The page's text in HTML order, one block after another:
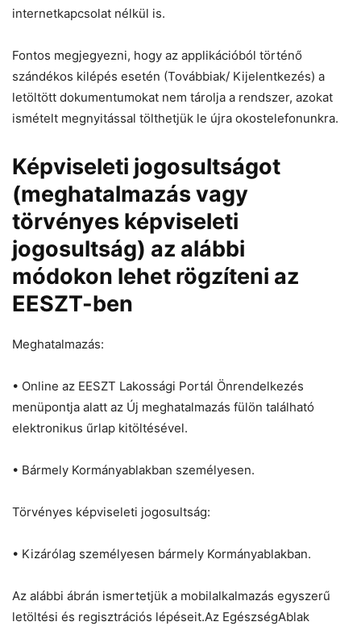
internetkapcsolat nélkül is.
Fontos megjegyezni, hogy az applikációból történő
szándékos kilépés esetén (Továbbiak/ Kijelentkezés) a
letöltött dokumentumokat nem tárolja a rendszer, azokat
ismételt megnyitással tölthetjük le újra okostelefonunkra.
Képviseleti jogosultságot
(meghatalmazás vagy
törvényes képviseleti
jogosultság) az alábbi
módokon lehet rögzíteni az
EESZT-ben
Meghatalmazás:
• Online az EESZT Lakossági Portál Önrendelkezés
menüpontja alatt az Új meghatalmazás fülön található
elektronikus űrlap kitöltésével.
• Bármely Kormányablakban személyesen.
Törvényes képviseleti jogosultság:
• Kizárólag személyesen bármely Kormányablakban.
Az alábbi ábrán ismertetjük a mobilalkalmazás egyszerű
letöltési és regisztrációs lépéseit.Az EgészségAblak